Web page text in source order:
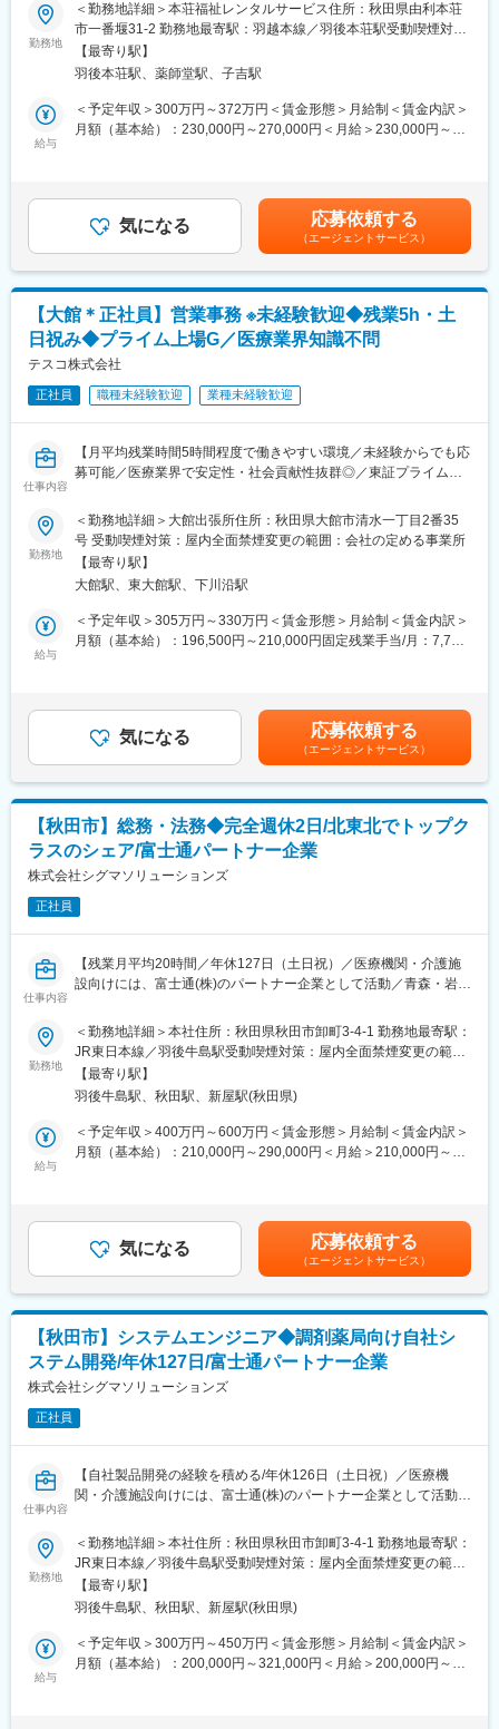
■福祉業界：
少子高齢化が続く現代社会において、高齢者の数は年々増加傾向
です。それに伴い、高齢者の「長く安心・安全に暮らしたい」と
いう想いから、福祉用具のニーズも増えております。
変更の範囲：会社の定める業務
■仕事内容：
・福祉用具、在宅介護用品のレンタル及び販売業務
・社会福祉協議会、福祉施設への営業（ルートセールス）
※ケアマネジャーさんから紹介されたお客様に伺うため、飛び込み
営業等はありません。「売るため」の提案ではなく「生活を支え
るため」のご紹介となります。
■仕事の流れ：
・福祉施設等を訪問、ケアマネジャーより利用者（見込含む）を
◇製品例…介護ベッド、車いす、ポータブルトイレ、入浴用椅子
等
◇営業エリア：市内メイン（各事業所から1時間圏内）
◇配送件数：10~12件（社用車を使用）
■求人の特徴：
・業界、職種未経験で入社し、活躍している先輩社員も多数おり
ます。丁寧に指導育成いたしますので安心してお仕事を覚えてい
ただけます。
・将来的なキャリアもしっかりサポートしており、営業所所長や
・入社後に福祉用具専門相談員の資格を取得していただきます。
(費用は当社が負担いたします。)
■福祉業界：
です。それに伴い、高齢者の「長く安心・安全に暮らしたい」と
いう想いから、福祉用具のニーズも増えております。
勤務地
＜勤務地詳細＞本荘福祉レンタルサービス住所：秋田県由利本荘
市一番堰31-2 勤務地最寄駅：羽越本線／羽後本荘駅受動喫煙対
策：その他（喫煙可能場所あり）変更の範囲：会社の定める事業
所
【最寄り駅】
羽後本荘駅、薬師堂駅、子吉駅
給与
＜予定年収＞300万円～372万円＜賃金形態＞月給制＜賃金内訳＞
月額（基本給）：230,000円～270,000円＜月給＞230,000円～
業所ごとに目標を設定し、達成した場合支給されます。賃金はあ
くまでも目安の金額であり、選考を通じて上下する可能性があり
ます。月給(月額)は固定手当を含めた表記です。
気になる 応募依頼する
（エージェントサービス）
【大館＊正社員】営業事務 ※未経験歓迎◆残業5h・土
日祝み◆プライム上場G／医療業界知識不問
テスコ株式会社
正社員 職種未経験歓迎 業種未経験歓迎
仕事内容
【月平均残業時間5時間程度で働きやすい環境／未経験からでも応
募可能／医療業界で安定性・社会貢献性抜群◎／東証プライム上
医療機器を取り扱う営業所にて、営業社員のサポート業務をお任
せします。
間接的に地域医療にも貢献でき社会貢献性の高いポジションで
す。
【具体的には】
・受発注データの入力（専用システム使用）
※PC作業だけでなく、周囲とコミュニケーションを取りながら進
めるお仕事です。
※入社後に2週間程度対面でOJTを行い、その後も遠隔にて丁寧に
※入社時に医療業界の知識は不問です。
■働き方に関して：
当ポジションの平均残業時間は月5時間程度、年間休日も120日以
上となっており、非常に働きやすい環境が整っております。
■同社について：
テスコ株式会社の社名の由来でもある「知識・技術を磨き、情報
と製品を迅速に提供し続ける」という言葉には、医療技術の進歩
と発展に寄与したいという強い意志が込められています。
すべきことは何か」を常に考え行動してきました。
今日の医療を取り巻く環境は日々変化しており、私たちの提供す
る全てのサービスは時代に即したものでなくてはなりません。
社員一人ひとりが新しい情報を吸収できる柔軟性や、何事にもチ
これからも日々全力で事業に取り組んでまいります。
少子高齢化でニーズの高まる低侵襲医療に特化し、主要なメーカ
ー全てと取引があり、提案の幅が広いことが強みです。
2013年4月、株式会社ウイン・インターナショナルと弊社は、両
社の完全親会社となる共同持株会社ウイン・パートナーズ株式会
社を設立し、経営統合を致しました。
これを機に、東北地方の人々のクオリティ・オブ・ライフの向上
により一層貢献できるようグループ力を結集し、最善の医療サー
ビスの提供を目指してまいります。
勤務地
＜勤務地詳細＞大館出張所住所：秋田県大館市清水一丁目2番35
号 受動喫煙対策：屋内全面禁煙変更の範囲：会社の定める事業所
【最寄り駅】
大館駅、東大館駅、下川沿駅
給与
＜予定年収＞305万円～330万円＜賃金形態＞月給制＜賃金内訳＞
月額（基本給）：196,500円～210,000円固定残業手当/月：7,700
やご経験を考慮し、同社規定により決定いたします。■昇給：年1
回（7月）■賞与：年2回（7月／12月）■決算賞与（会社業績によ
り支給）賃金はあくまでも目安の金額であり、選考を通じて上下
する可能性があります。月給(月額)は固定手当を含めた表記です。
気になる 応募依頼する
（エージェントサービス）
【秋田市】総務・法務◆完全週休2日/北東北でトップク
ラスのシェア/富士通パートナー企業
株式会社シグマソリューションズ
正社員
仕事内容
【残業月平均20時間／年休127日（土日祝）／医療機関・介護施
設向けには、富士通(株)のパートナー企業として活動／青森・岩
同社は医療業界向けに、電子カルテや薬歴管理のシステムの提案
から運用サポートまでを一貫して行っている企業です。
■業務の詳細
契約管理業務・売上管理・営業管理システムの導入を主に担当い
ただきます。
その他、以下の業務をお任せいたします。
・社内ルールの構築
・各種規程の整備/運用
・運用/顧問弁護士など社外専門家との折衝
当社は富士通パートナーとして特に秋田・青森・岩手で特に高い
シェアを誇り、業界としてもニーズが増え続けている成長産業で
す。
当社システムや全国3,000軒の調剤薬局で使用されています。
当社では医療システム（電子カルテ、医療事務システムなど）、
介護システム、歯科医院向けのシステムなどの販社として、ヘル
スケア領域におけるITシステム導入での地域貢献を行っておりま
す。
また自社製品である調剤薬局向けシステム「ElixirS」は、代理店
を通じて全国の調剤薬局に導入されております。
か？
弊社が業界に先んじて開発しました。QRコードで患者さんの服薬
ログの管理など新しいシステムや開発を取り入れ成長していま
す。
変更の範囲：会社の定める業務
勤務地
＜勤務地詳細＞本社住所：秋田県秋田市卸町3-4-1 勤務地最寄駅：
JR東日本線／羽後牛島駅受動喫煙対策：屋内全面禁煙変更の範
囲：会社の定める事業所
【最寄り駅】
羽後牛島駅、秋田駅、新屋駅(秋田県)
給与
＜予定年収＞400万円～600万円＜賃金形態＞月給制＜賃金内訳＞
月額（基本給）：210,000円～290,000円＜月給＞210,000円～
気になる 応募依頼する
（エージェントサービス）
【秋田市】システムエンジニア◆調剤薬局向け自社シ
ステム開発/年休127日/富士通パートナー企業
株式会社シグマソリューションズ
正社員
仕事内容
【自社製品開発の経験を積める/年休126日（土日祝）／医療機
関・介護施設向けには、富士通(株)のパートナー企業として活動／
自社開発システムの調剤薬局向けシステム「Elixir S」の開発のほ
か、適性に応じて自社のネットワークやIT資産の管理もお任せし
ます。
■魅力
・青森や秋田などの東北北部地域にて、医療機関向けシステムの
勤務地
＜勤務地詳細＞本社住所：秋田県秋田市卸町3-4-1 勤務地最寄駅：
JR東日本線／羽後牛島駅受動喫煙対策：屋内全面禁煙変更の範
囲：会社の定める事業所
【最寄り駅】
羽後牛島駅、秋田駅、新屋駅(秋田県)
給与
＜予定年収＞300万円～450万円＜賃金形態＞月給制＜賃金内訳＞
月額（基本給）：200,000円～321,000円＜月給＞200,000円～